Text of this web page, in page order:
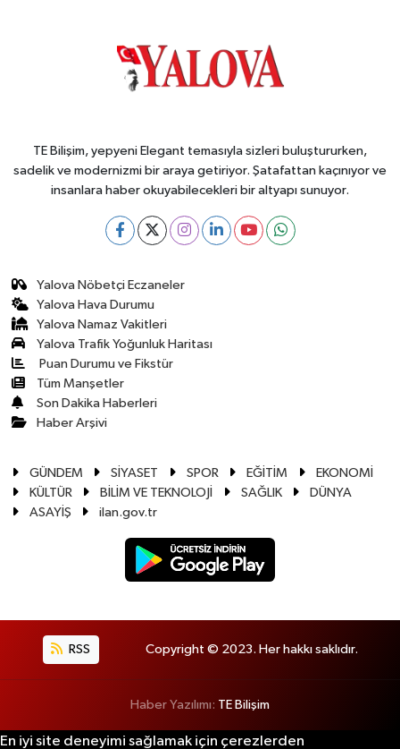
TE Bilişim, yepyeni Elegant temasıyla sizleri buluştururken,
sadelik ve modernizmi bir araya getiriyor. Şatafattan kaçınıyor ve
insanlara haber okuyabilecekleri bir altyapı sunuyor.
Yalova Nöbetçi Eczaneler
Yalova Hava Durumu
Yalova Namaz Vakitleri
Yalova Trafik Yoğunluk Haritası
Puan Durumu ve Fikstür
Tüm Manşetler
Son Dakika Haberleri
Haber Arşivi
GÜNDEM SİYASET SPOR EĞİTİM
EKONOMİ
KÜLTÜR
BİLİM VE TEKNOLOJİ SAĞLIK
DÜNYA
ASAYİŞ
ilan.gov.tr
RSS Copyright © 2023. Her hakkı saklıdır.
Haber Yazılımı: TE Bilişim
En iyi site deneyimi sağlamak için çerezlerden